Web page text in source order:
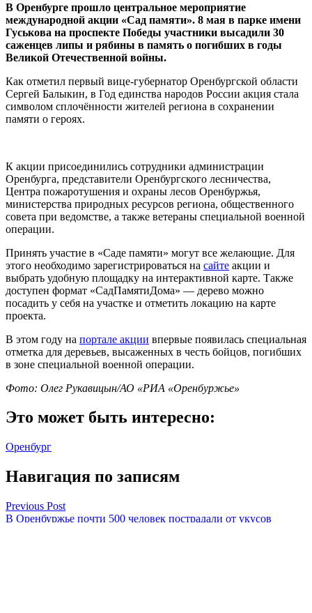
В Оренбурге прошло центральное мероприятие
международной акции «Сад памяти». 8 мая в парке имени
Гуськова на проспекте Победы участники высадили 30
саженцев липы и рябины в память о погибших в годы
Великой Отечественной войны.
Как отметил первый вице-губернатор Оренбургской области
Сергей Балыкин, в Год единства народов России акция стала
символом сплочённости жителей региона в сохранении
памяти о героях.
К акции присоединились сотрудники администрации
Оренбурга, представители Оренбургского лесничества,
Центра пожаротушения и охраны лесов Оренбуржья,
министерства природных ресурсов региона, общественного
совета при ведомстве, а также ветераны специальной военной
операции.
Принять участие в «Саде памяти» могут все желающие. Для
этого необходимо зарегистрироваться на сайте акции и
выбрать удобную площадку на интерактивной карте. Также
доступен формат «СадПамятиДома» — дерево можно
посадить у себя на участке и отметить локацию на карте
проекта.
В этом году на портале акции впервые появилась специальная
отметка для деревьев, высаженных в честь бойцов, погибших
в зоне специальной военной операции.
Фото: Олег Рукавицын/АО «РИА «Оренбуржье»
Это может быть интересно:
Оренбург
Навигация по записям
Previous Post
В Оренбуржье почти 500 человек пострадали от укусов